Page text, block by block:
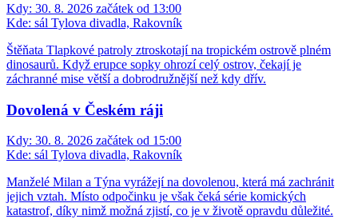
Kdy: 30. 8. 2026 začátek od 13:00
Kde: sál Tylova divadla, Rakovník
Štěňata Tlapkové patroly ztroskotají na tropickém ostrově plném
dinosaurů. Když erupce sopky ohrozí celý ostrov, čekají je
záchranné mise větší a dobrodružnější než kdy dřív.
Dovolená v Českém ráji
Kdy: 30. 8. 2026 začátek od 15:00
Kde: sál Tylova divadla, Rakovník
Manželé Milan a Týna vyrážejí na dovolenou, která má zachránit
jejich vztah. Místo odpočinku je však čeká série komických
katastrof, díky nimž možná zjistí, co je v životě opravdu důležité.